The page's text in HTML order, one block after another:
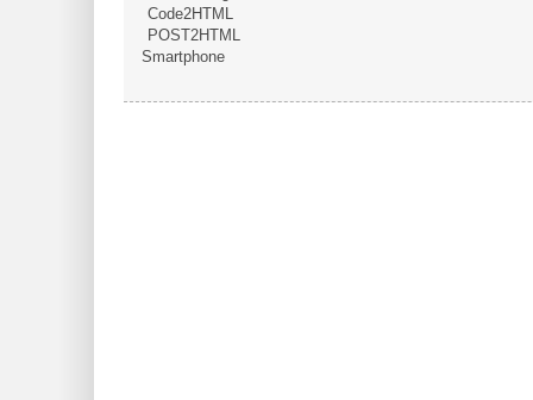
Code2HTML
POST2HTML
Smartphone